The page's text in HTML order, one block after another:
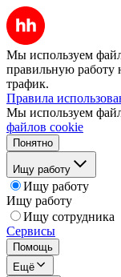
Мы используем
правильную работу
трафик.
Правила
Мы используем
файлов cookie
Понятно
Ищу работу
Ищу работу
Ищу работу
Ищу сотрудника
Сервисы
Помощь
Ещё